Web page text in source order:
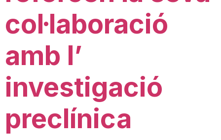
col·laboració
amb l’
investigació
preclínica